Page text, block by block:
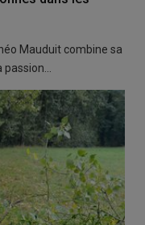
Mauduit combine sa